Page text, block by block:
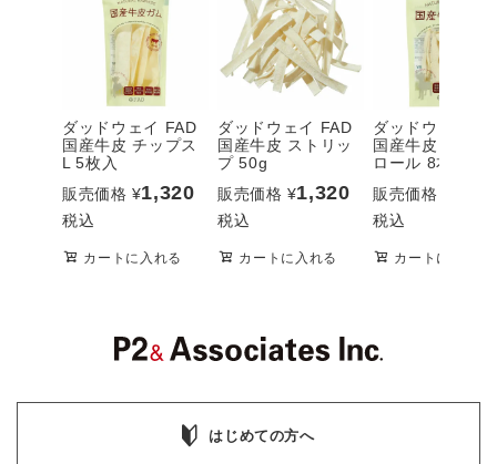
ダッドウェイ FAD
国産牛皮 チップス
L 5枚入
販売価格 ¥1,320
税込
カートに入れる
ダッドウェイ FAD
国産牛皮 ストリッ
プ 50g
販売価格 ¥1,320
税込
カートに入れる
ダッドウェイ
国産牛皮 フラッ
ロール 8本入
販売価格
税込
カートに入れる
はじめての方へ